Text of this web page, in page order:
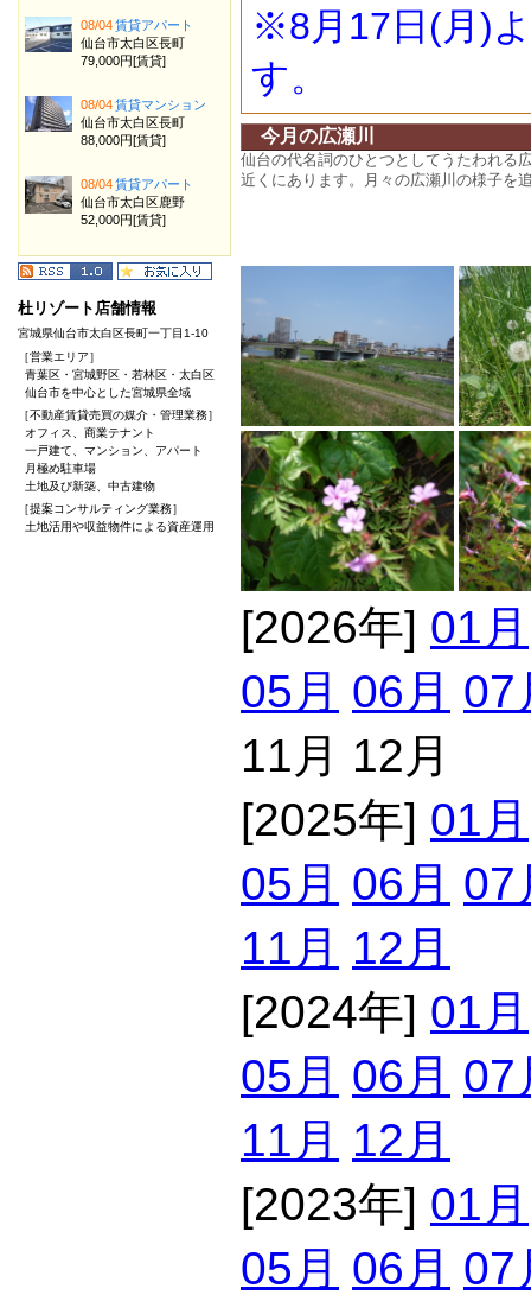
※8月17日(月)
す。
今月の広瀬川
仙台の代名詞のひとつとしてうたわれる
近くにあります。月々の広瀬川の様子を
[2026年] 01月
05月 06月 07
11月 12月
[2025年] 01月
05月 06月 07
11月 12月
[2024年] 01月
05月 06月 07
11月 12月
[2023年] 01月
05月 06月 07
08/04賃貸アパート
仙台市太白区長町
79,000円[賃貸]
08/04賃貸マンション
仙台市太白区長町
88,000円[賃貸]
08/04賃貸アパート
仙台市太白区鹿野
52,000円[賃貸]
杜リゾート店舗情報
宮城県仙台市太白区長町一丁目1-10
［営業エリア］
青葉区・宮城野区・若林区・太白区
仙台市を中心とした宮城県全域
［不動産賃貸売買の媒介・管理業務］
オフィス、商業テナント
一戸建て、マンション、アパート
月極め駐車場
土地及び新築、中古建物
［提案コンサルティング業務］
土地活用や収益物件による資産運用